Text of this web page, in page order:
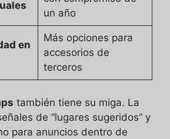
un año
en
Más opciones para
accesorios de
terceros
también tiene su miga. La
de “lugares sugeridos” y
para anuncios dentro de